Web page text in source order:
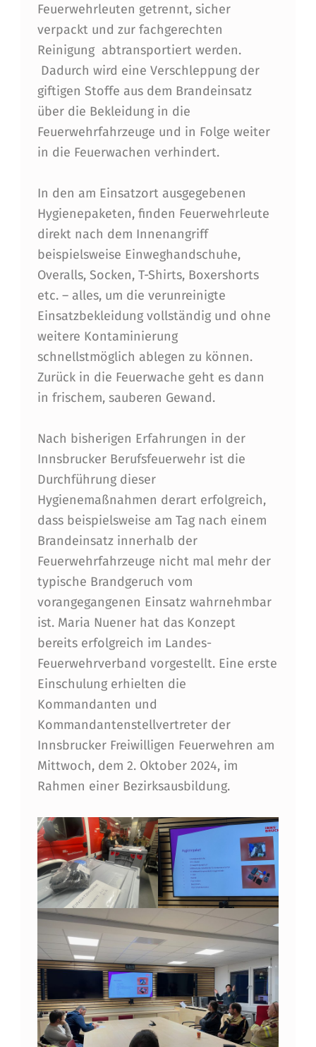
E
N
E
V
O
R
G
E
S
T
E
L
L
T
Feuerwehrleuten getrennt, sicher
verpackt und zur fachgerechten
Reinigung abtransportiert werden.
Dadurch wird eine Verschleppung der
giftigen Stoffe aus dem Brandeinsatz
über die Bekleidung in die
Feuerwehrfahrzeuge und in Folge weiter
in die Feuerwachen verhindert.
In den am Einsatzort ausgegebenen
Hygienepaketen, finden Feuerwehrleute
direkt nach dem Innenangriff
beispielsweise Einweghandschuhe,
Overalls, Socken, T-Shirts, Boxershorts
etc. – alles, um die verunreinigte
Einsatzbekleidung vollständig und ohne
weitere Kontaminierung
schnellstmöglich ablegen zu können.
Zurück in die Feuerwache geht es dann
in frischem, sauberen Gewand.
Nach bisherigen Erfahrungen in der
Innsbrucker Berufsfeuerwehr ist die
Durchführung dieser
Hygienemaßnahmen derart erfolgreich,
dass beispielsweise am Tag nach einem
Brandeinsatz innerhalb der
Feuerwehrfahrzeuge nicht mal mehr der
typische Brandgeruch vom
vorangegangenen Einsatz wahrnehmbar
ist. Maria Nuener hat das Konzept
bereits erfolgreich im Landes-
Feuerwehrverband vorgestellt. Eine erste
Einschulung erhielten die
Kommandanten und
Kommandantenstellvertreter der
Innsbrucker Freiwilligen Feuerwehren am
Mittwoch, dem 2. Oktober 2024, im
Rahmen einer Bezirksausbildung.